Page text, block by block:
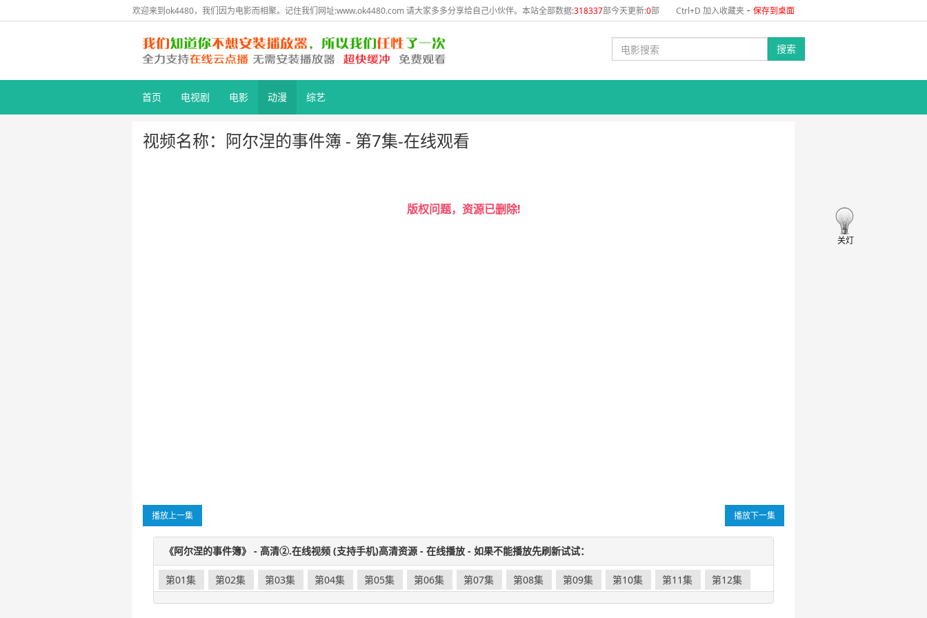
欢迎来到ok4480，我们因为电影而相聚。记住我们网址:www.ok4480.com 请大家多多分享给自己小伙伴。本站全部数据:318337部今天更新:0部 Ctrl+D 加入收藏夹 - 保存到桌面
搜索
首页 电视剧 电影 动漫 综艺
视频名称：阿尔涅的事件簿 - 第7集-在线观看
版权问题，资源已删除!
播放上一集 播放下一集
《阿尔涅的事件簿》 - 高清②.在线视频 (支持手机)高清资源 - 在线播放 - 如果不能播放先刷新试试：
第01集 第02集 第03集 第04集 第05集 第06集 第07集 第08集 第09集 第10集 第11集 第12集
关灯